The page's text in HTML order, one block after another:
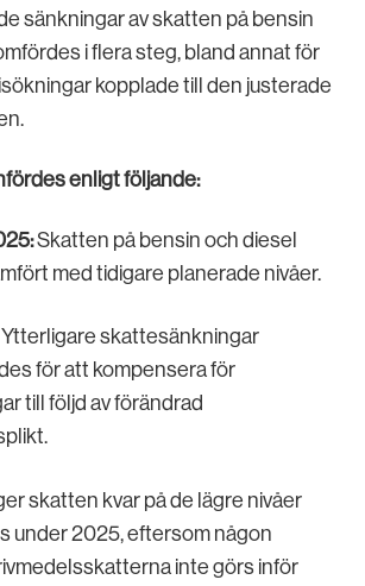
sänkningar av skatten på bensin
i flera steg, bland annat för
kopplade till den justerade
enligt följande:
Skatten på bensin och diesel
med tidigare planerade nivåer.
skattesänkningar
för att kompensera för
till följd av förändrad
skatten kvar på de lägre nivåer
under 2025, eftersom någon
inte görs inför